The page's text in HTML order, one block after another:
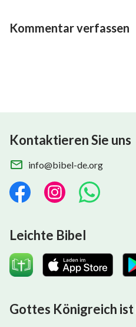
Kommentar verfassen
Kontaktieren Sie uns
info@bibel-de.org
Leichte Bibel
Gottes Königreich